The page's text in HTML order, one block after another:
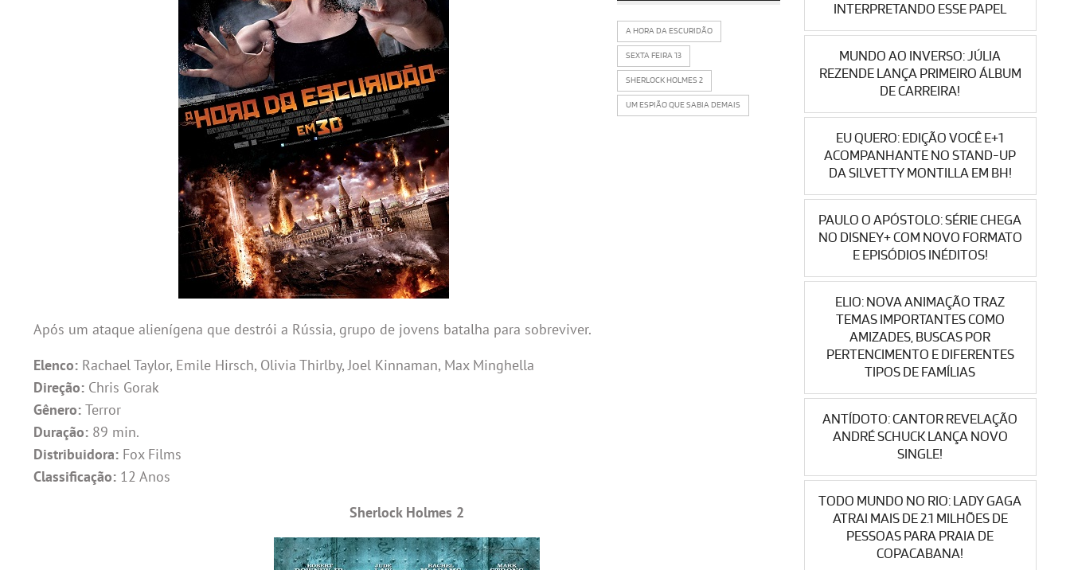
A HORA DA ESCURIDÃO
SEXTA FEIRA 13
SHERLOCK HOLMES 2
UM ESPIÃO QUE SABIA DEMAIS
Após um ataque alienígena que destrói a Rússia, grupo de jovens batalha para sobreviver.
Elenco: Rachael Taylor, Emile Hirsch, Olivia Thirlby, Joel Kinnaman, Max Minghella
Direção: Chris Gorak
Gênero: Terror
Duração: 89 min.
Distribuidora: Fox Films
Classificação: 12 Anos
Sherlock Holmes 2
INTERPRETANDO ESSE PAPEL
MUNDO AO INVERSO: JÚLIA
REZENDE LANÇA PRIMEIRO ÁLBUM
DE CARREIRA!
EU QUERO: EDIÇÃO VOCÊ E+1
ACOMPANHANTE NO STAND-UP
DA SILVETTY MONTILLA EM BH!
PAULO O APÓSTOLO: SÉRIE CHEGA
NO DISNEY+ COM NOVO FORMATO
E EPISÓDIOS INÉDITOS!
ELIO: NOVA ANIMAÇÃO TRAZ
TEMAS IMPORTANTES COMO
AMIZADES, BUSCAS POR
PERTENCIMENTO E DIFERENTES
TIPOS DE FAMÍLIAS
ANTÍDOTO: CANTOR REVELAÇÃO
ANDRÉ SCHUCK LANÇA NOVO
SINGLE!
TODO MUNDO NO RIO: LADY GAGA
ATRAI MAIS DE 2.1 MILHÕES DE
PESSOAS PARA PRAIA DE
COPACABANA!